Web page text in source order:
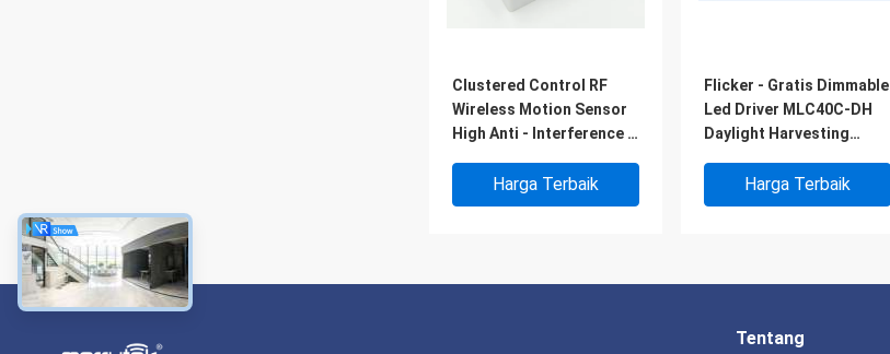
Clustered Control RF
Wireless Motion Sensor
High Anti - Interference 3
Harga Terbaik
Flicker - Gratis Dimmable
Led Driver MLC40C-DH
Daylight Harvesting
Harga Terbaik
Tentang